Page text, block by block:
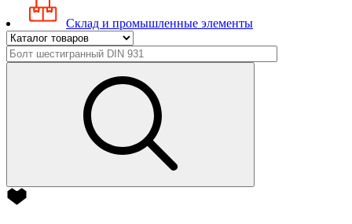
Склад и промышленные элементы